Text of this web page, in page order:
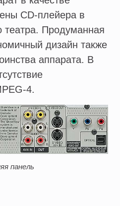
CD-плейера в
театра. Продуманная
дизайн также
аппарата. В
4.
панель